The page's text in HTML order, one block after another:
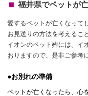
福井県でペットが
愛するペットが亡くなって
お見送りの方法を考えるこ
イオンのペット葬には、イ
おりますので、是非ご参考
●お別れの準備
ペットが亡くなったら、心